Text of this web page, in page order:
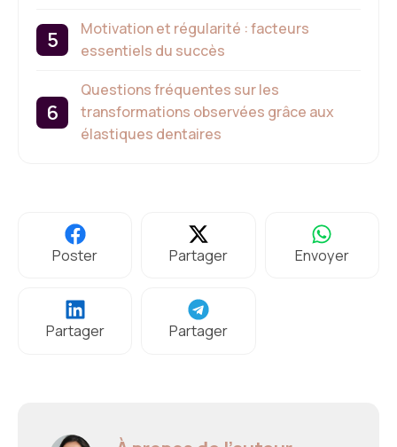
Motivation et régularité : facteurs
essentiels du succès
Questions fréquentes sur les
transformations observées grâce aux
élastiques dentaires
Poster Partager Envoyer
Partager Partager